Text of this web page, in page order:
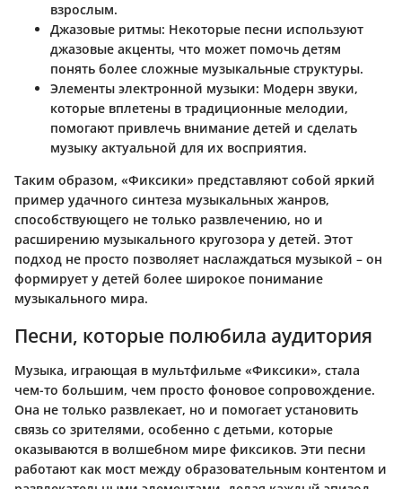
взрослым.
Джазовые ритмы: Некоторые песни используют
джазовые акценты, что может помочь детям
понять более сложные музыкальные структуры.
Элементы электронной музыки: Модерн звуки,
которые вплетены в традиционные мелодии,
помогают привлечь внимание детей и сделать
музыку актуальной для их восприятия.
Таким образом, «Фиксики» представляют собой яркий
пример удачного синтеза музыкальных жанров,
способствующего не только развлечению, но и
расширению музыкального кругозора у детей. Этот
подход не просто позволяет наслаждаться музыкой – он
формирует у детей более широкое понимание
музыкального мира.
Песни, которые полюбила аудитория
Музыка, играющая в мультфильме «Фиксики», стала
чем-то большим, чем просто фоновое сопровождение.
Она не только развлекает, но и помогает установить
связь со зрителями, особенно с детьми, которые
оказываются в волшебном мире фиксиков. Эти песни
работают как мост между образовательным контентом и